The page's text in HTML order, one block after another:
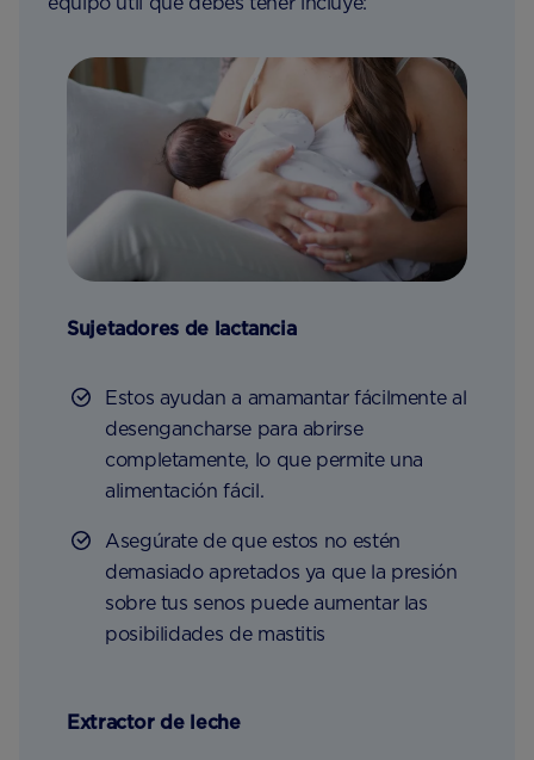
Sujetadores de lactancia
Estos ayudan a amamantar fácilmente al
desengancharse para abrirse
completamente, lo que permite una
alimentación fácil.
Asegúrate de que estos no estén
demasiado apretados ya que la presión
sobre tus senos puede aumentar las
posibilidades de mastitis
Extractor de leche